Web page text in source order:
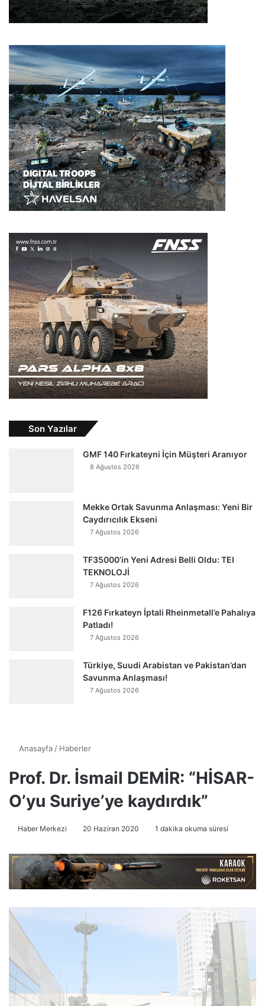
Son Yazılar
GMF 140 Fırkateyni İçin Müşteri Aranıyor
8 Ağustos 2026
Mekke Ortak Savunma Anlaşması: Yeni Bir
Caydırıcılık Ekseni
7 Ağustos 2026
TF35000’in Yeni Adresi Belli Oldu: TEI
TEKNOLOJİ
7 Ağustos 2026
F126 Fırkateyn İptali Rheinmetall’e Pahalıya
Patladı!
7 Ağustos 2026
Türkiye, Suudi Arabistan ve Pakistan’dan
Savunma Anlaşması!
7 Ağustos 2026